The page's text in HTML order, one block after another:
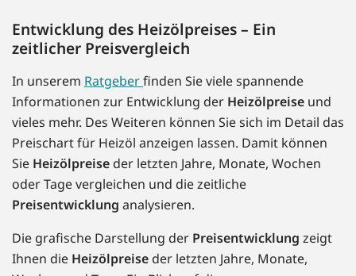
Entwicklung des Heizölpreises – Ein
zeitlicher Preisvergleich
In unserem Ratgeberfinden Sie viele spannende
Informationen zur Entwicklung der Heizölpreise und
vieles mehr. Des Weiteren können Sie sich im Detail das
Preischart für Heizöl anzeigen lassen. Damit können
Sie Heizölpreise der letzten Jahre, Monate, Wochen
oder Tage vergleichen und die zeitliche
Preisentwicklung analysieren.
Die grafische Darstellung der Preisentwicklung zeigt
Ihnen die Heizölpreise der letzten Jahre, Monate,